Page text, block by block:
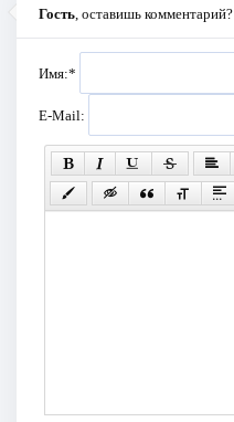
Гость, оставишь комментарий?
Имя:*
E-Mail: